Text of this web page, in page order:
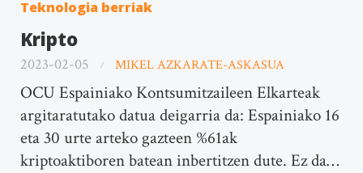
Teknologia berriak
Kripto
2023-02-05 MIKEL AZKARATE-ASKASUA
OCU Espainiako Kontsumitzaileen Elkarteak
argitaratutako datua deigarria da: Espainiako 16
eta 30 urte arteko gazteen %61ak
kriptoaktiboren batean inbertitzen dute. Ez da…